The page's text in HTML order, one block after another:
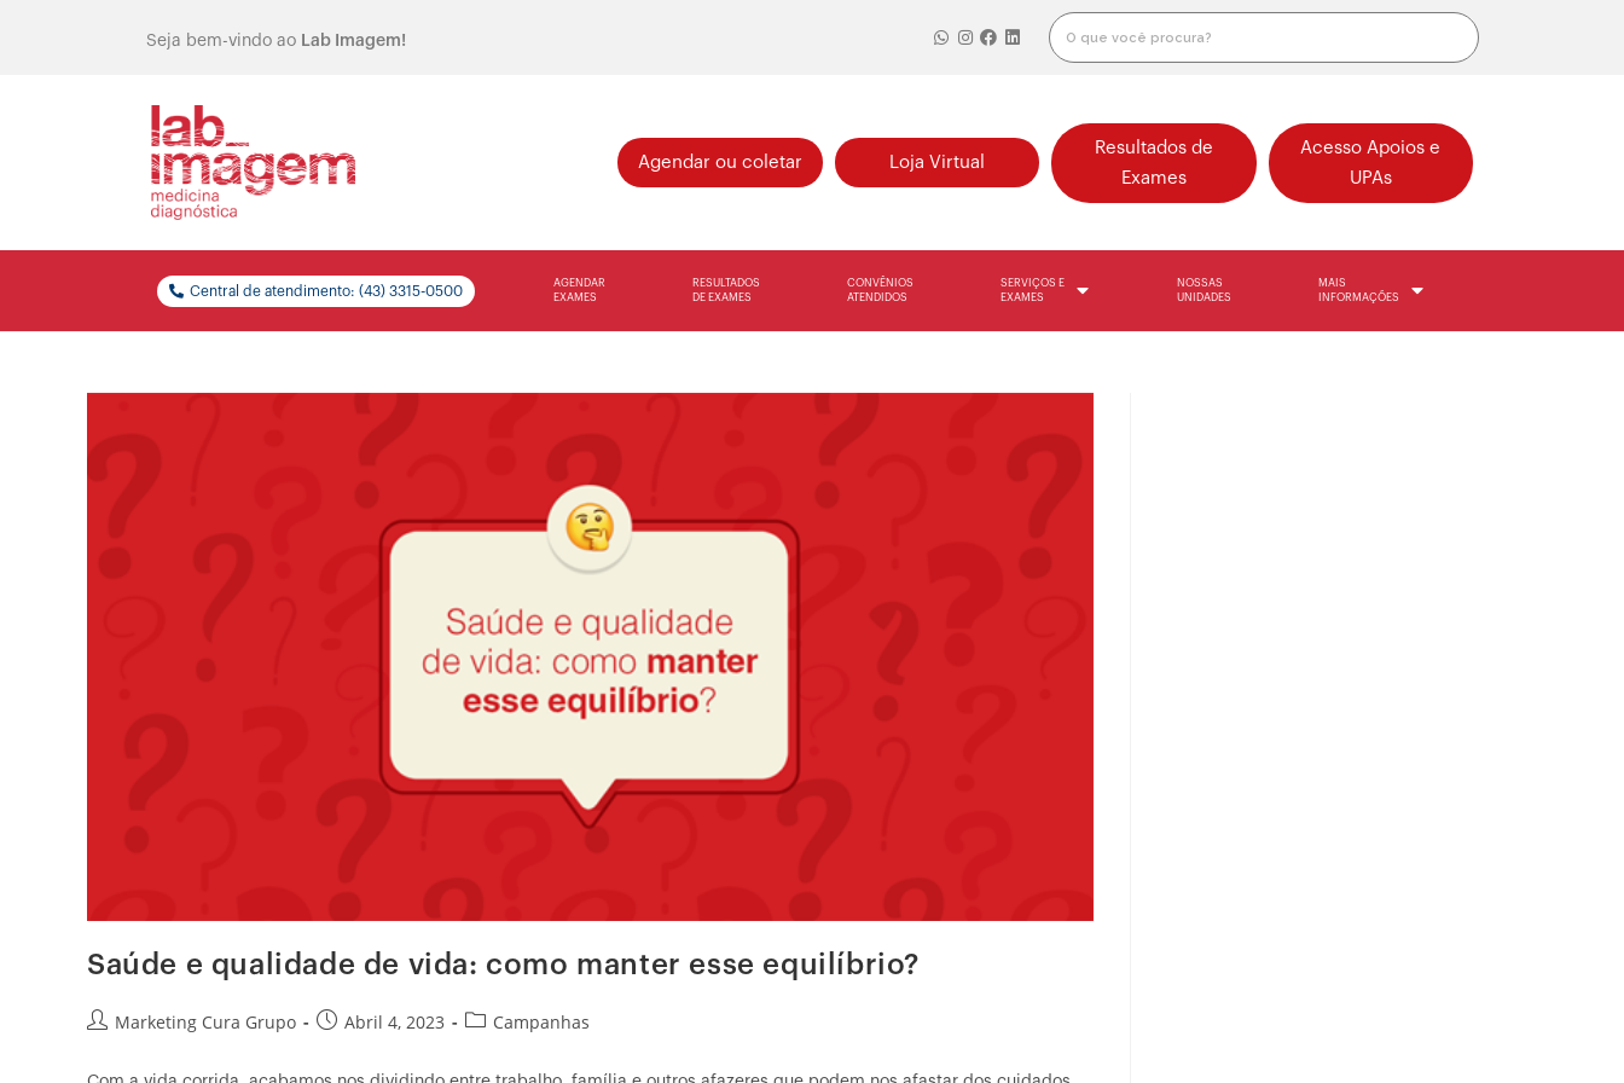
Seja bem-vindo ao Lab Imagem!
Agendar ou coletar Loja Virtual
Resultados de
Exames
Acesso Apoios e
UPAs
Central de atendimento: (43) 3315-0500
AGENDAR
EXAMES
RESULTADOS
DE EXAMES
CONVÊNIOS
ATENDIDOS
SERVIÇOS E
EXAMES
NOSSAS
UNIDADES
MAIS
INFORMAÇÕES
Saúde e qualidade de vida: como manter esse equilíbrio?
Marketing Cura Grupo Abril 4, 2023 Campanhas